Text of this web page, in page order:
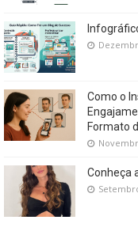
Como o
Formato
Conheça